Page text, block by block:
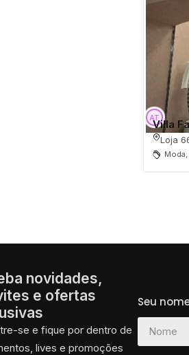
Villa
Loja
novidades,
e ofertas
se e fique por dentro de
lives e promoções
Seu